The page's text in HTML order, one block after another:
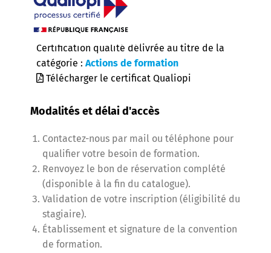
Certification qualité délivrée au titre de la
catégorie : Actions de formation
Télécharger le certificat Qualiopi
Modalités et délai d'accès
Contactez-nous par mail ou téléphone pour
qualifier votre besoin de formation.
Renvoyez le bon de réservation complété
(disponible à la fin du catalogue).
Validation de votre inscription (éligibilité du
stagiaire).
Établissement et signature de la convention
de formation.